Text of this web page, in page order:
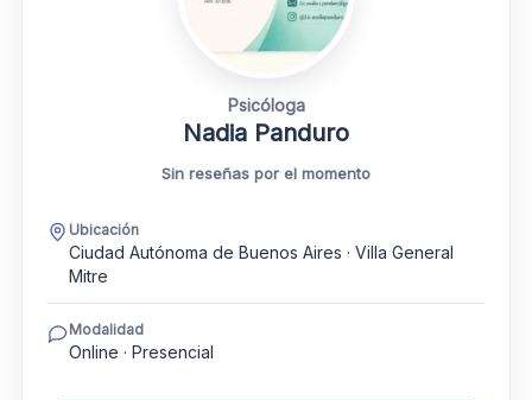
Psicóloga
Nadia Panduro
Sin reseñas por el momento
Ubicación
Ciudad Autónoma de Buenos Aires · Villa General
Mitre
Modalidad
Online · Presencial